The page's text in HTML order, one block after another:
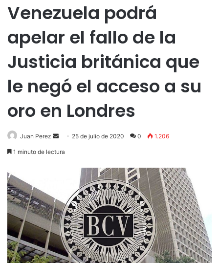
Venezuela podrá
apelar el fallo de la
Justicia británica que
le negó el acceso a su
oro en Londres
Juan Perez
Send 25 de julio de 2020 0 1.206
1 minuto de lectura